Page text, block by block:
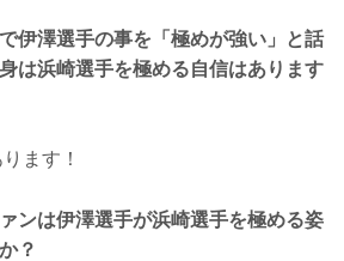
伊澤選手の事を「極めが強い」と話
は浜崎選手を極める自信はあります
ます！
ンは伊澤選手が浜崎選手を極める姿
？